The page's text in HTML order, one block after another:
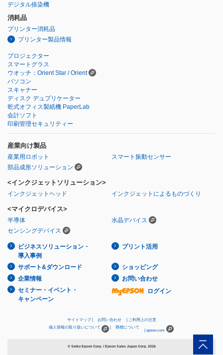
デジタル捺染機
消耗品
プリンター消耗品
プリンター製品情報
プロジェクター
スマートグラス
ウオッチ：Orient Star / Orient
パソコン
スキャナー
ディスク デュプリケーター
乾式オフィス製紙機 PaperLab
会計ソフト
印刷管理セキュリティー
産業向け製品
産業用ロボット
スマート振動センサー
部品成形ソリューション
<インクジェットソリューション>
インクジェットヘッド インクジェットによるものづくり
<マイクロデバイス>
半導体
水晶デバイス
センシングデバイス
ビジネスソリューション・
導入事例
プリント活用
サポート&ダウンロード
ショッピング
企業情報
お問い合わせ
セミナー・イベント・
キャンペーン
ログイン
サイトマップ お問い合わせ
ご利用上の注意
個人情報の取り扱いについて
商標について
epson.com
© Seiko Epson Corp. / Epson Sales Japan Corp. 2026